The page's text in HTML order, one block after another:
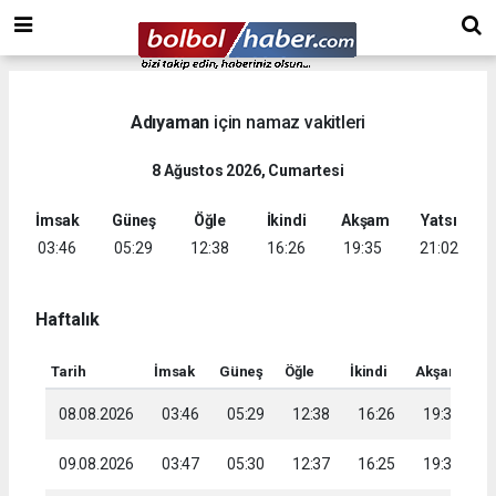
Adıyaman için namaz vakitleri
8 Ağustos 2026, Cumartesi
İmsak
03:46
Güneş
05:29
Öğle
12:38
İkindi
16:26
Akşam
19:35
Yatsı
21:02
Haftalık
Tarih İmsak Güneş Öğle İkindi Akşam
08.08.2026 03:46 05:29 12:38 16:26 19:35
09.08.2026 03:47 05:30 12:37 16:25 19:34